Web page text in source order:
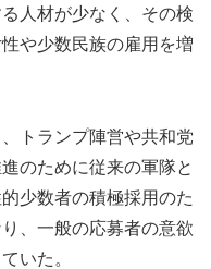
人材が少なく、その検
や少数民族の雇用を増
トランプ陣営や共和党
のために従来の軍隊と
少数者の積極採用のた
、一般の応募者の意欲
いた。